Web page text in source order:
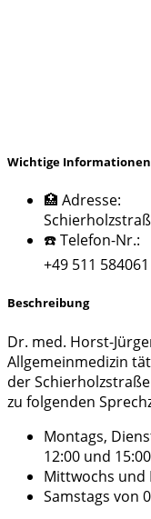
Wichtige
🏥 Adresse:
☎️ Telefon-Nr.:
+49 511 584061
Beschreibung
Dr. med. Horst-
Allgemeinmedizin
der
zu folgenden
Montags,
12:00 und
Mittwochs und
Samstags von